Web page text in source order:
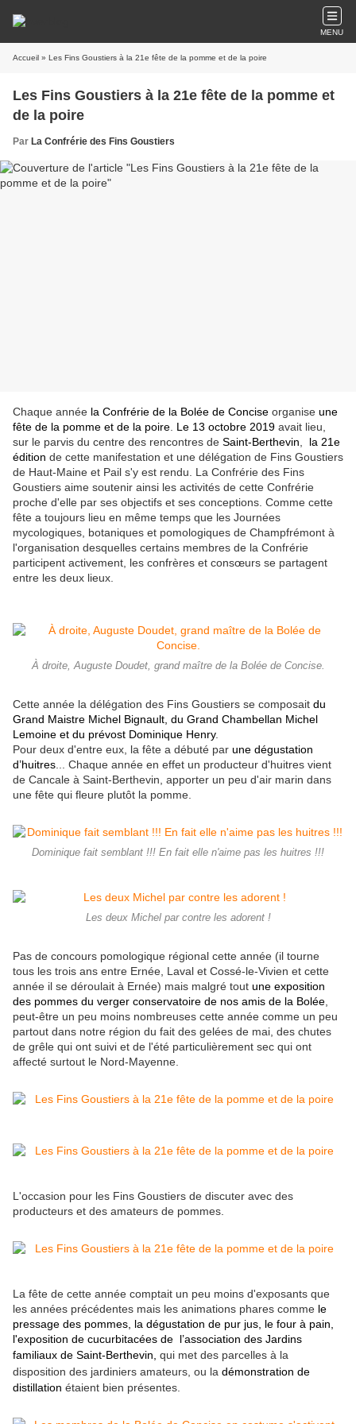
MENU
Accueil » Les Fins Goustiers à la 21e fête de la pomme et de la poire
Les Fins Goustiers à la 21e fête de la pomme et
de la poire
Par La Confrérie des Fins Goustiers
Chaque année la Confrérie de la Bolée de Concise organise une
fête de la pomme et de la poire Le 13 octobre 2019 avait lieu,
sur le parvis du centre des rencontres de Saint-Berthevin
la 21e
édition de cette manifestation et une délégation de Fins Goustiers
de Haut-Maine et Pail s'y est rendu. La Confrérie des Fins
Goustiers aime soutenir ainsi les activités de cette Confrérie
proche d'elle par ses objectifs et ses conceptions. Comme cette
fête a toujours lieu en même temps que les Journées
mycologiques, botaniques et pomologiques de Champfrémont à
l'organisation desquelles certains membres de la Confrérie
participent activement, les confrères et consœurs se partagent
entre les deux lieux.
À droite, Auguste Doudet, grand maître de la Bolée de Concise.
Cette année la délégation des Fins Goustiers se composait du
Grand Maistre Michel Bignault, du Grand Chambellan Michel
Lemoine et du prévost Dominique Henry.
Pour deux d'entre eux, la fête a débuté par une dégustation
d’huitres ... Chaque année en effet un producteur d'huitres vient
de Cancale à Saint-Berthevin, apporter un peu d'air marin dans
une fête qui fleure plutôt la pomme.
Dominique fait semblant !!! En fait elle n'aime pas les huitres !!!
Les deux Michel par contre les adorent !
Pas de concours pomologique régional cette année (il tourne
tous les trois ans entre Ernée, Laval et Cossé-le-Vivien et cette
année il se déroulait à Ernée) mais malgré tout une exposition
des pommes du verger conservatoire de nos amis de la Bolée
peut-être un peu moins nombreuses cette année comme un peu
partout dans notre région du fait des gelées de mai, des chutes
de grêle qui ont suivi et de l'été particulièrement sec qui ont
affecté surtout le Nord-Mayenne.
L'occasion pour les Fins Goustiers de discuter avec des
producteurs et des amateurs de pommes.
La fête de cette année comptait un peu moins d'exposants que
les années précédentes mais les animations phares comme le
pressage des pommes, la dégustation de pur jus, le four à pain,
l'exposition de cucurbitacées de l’association des Jardins
familiaux de Saint-Berthevin, qui met des parcelles à la
disposition des jardiniers amateurs , ou la démonstration de
distillation étaient bien présentes.